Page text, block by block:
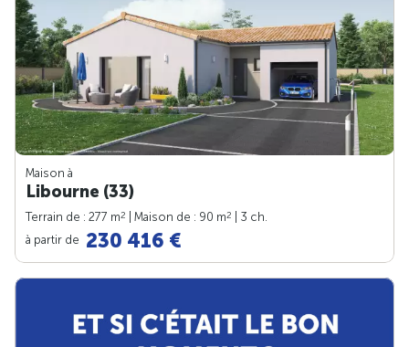
Maison à
Libourne (33)
Terrain de : 277 m2 | Maison de : 90 m2
| 3 ch.
à partir de 230 416 €